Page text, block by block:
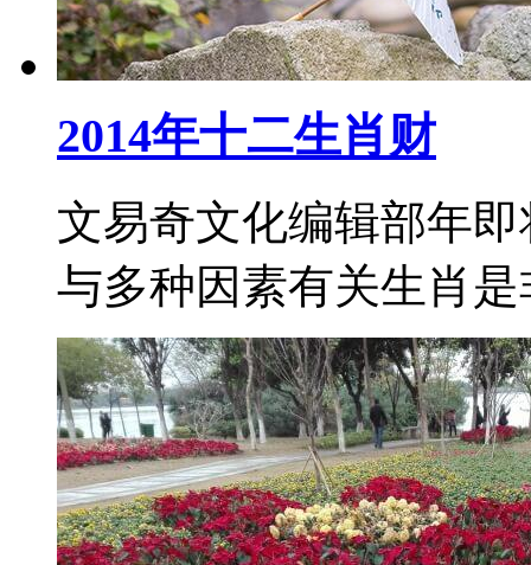
2014年十二生肖财
文易奇文化编辑部年
与多种因素有关生肖